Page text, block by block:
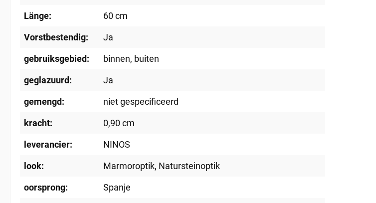
Länge: 60 cm
Vorstbestendig: Ja
gebruiksgebied: binnen, buiten
geglazuurd: Ja
gemengd: niet gespecificeerd
kracht: 0,90 cm
leverancier: NINOS
look: Marmoroptik, Natursteinoptik
oorsprong: Spanje